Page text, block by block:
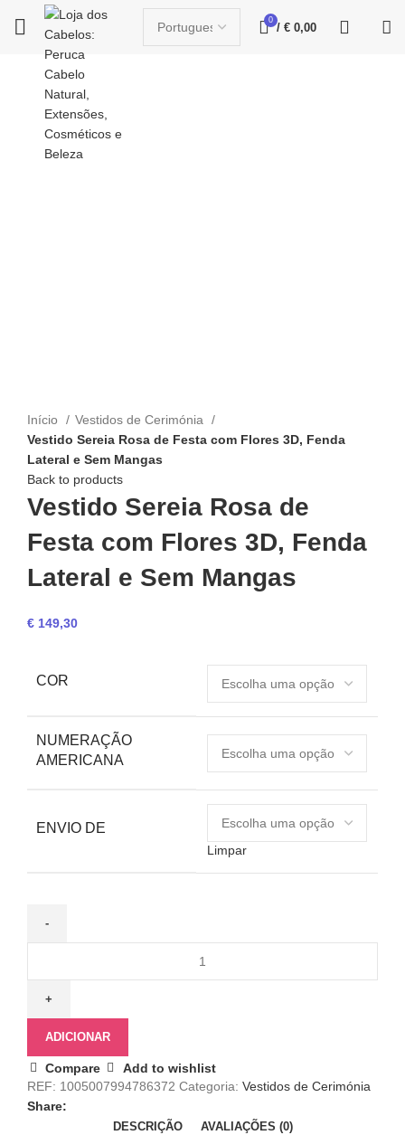
0
/ € 0,00
Início
Vestidos de Cerimónia
Vestido Sereia Rosa de Festa com Flores 3D, Fenda
Lateral e Sem Mangas
Back to products
Vestido Sereia Rosa de
Festa com Flores 3D, Fenda
Lateral e Sem Mangas
€ 149,30
COR
NUMERAÇÃO
AMERICANA
ENVIO DE
Limpar
Rosa
Festa
com
Flores
ADICIONAR
Compare
Add to wishlist
REF: 1005007994786372 Categoria: Vestidos de Cerimónia
Share:
DESCRIÇÃO AVALIAÇÕES (0)